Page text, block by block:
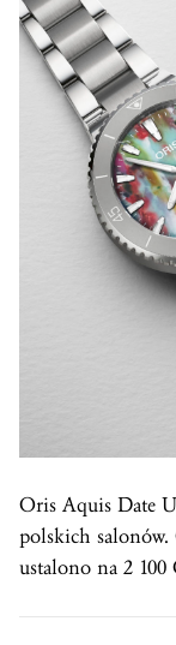
Oris Aquis Date
polskich salonów.
ustalono na 2